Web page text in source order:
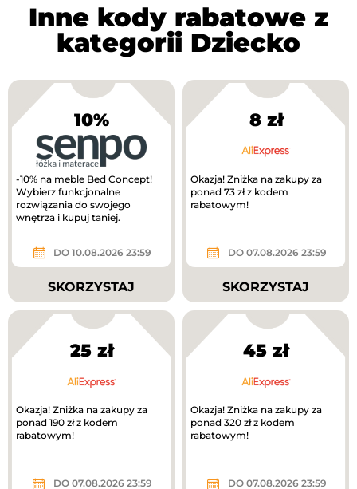
Inne kody rabatowe z
kategorii Dziecko
10%
-10% na meble Bed Concept!
Wybierz funkcjonalne
rozwiązania do swojego
wnętrza i kupuj taniej.
DO 10.08.2026 23:59
SKORZYSTAJ
8 zł
Okazja! Zniżka na zakupy za
ponad 73 zł z kodem
rabatowym!
DO 07.08.2026 23:59
SKORZYSTAJ
25 zł
Okazja! Zniżka na zakupy za
ponad 190 zł z kodem
rabatowym!
DO 07.08.2026 23:59
45 zł
Okazja! Zniżka na zakupy za
ponad 320 zł z kodem
rabatowym!
DO 07.08.2026 23:59